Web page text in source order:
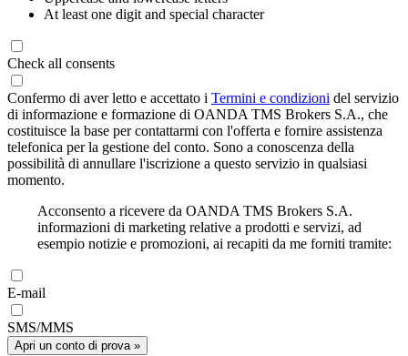
At least one digit and special character
Check all consents
Confermo di aver letto e accettato i Termini e condizioni del servizio
di informazione e formazione di OANDA TMS Brokers S.A., che
costituisce la base per contattarmi con l'offerta e fornire assistenza
telefonica per la gestione del conto. Sono a conoscenza della
possibilità di annullare l'iscrizione a questo servizio in qualsiasi
momento.
Acconsento a ricevere da OANDA TMS Brokers S.A.
informazioni di marketing relative a prodotti e servizi, ad
esempio notizie e promozioni, ai recapiti da me forniti tramite:
E-mail
SMS/MMS
Apri un conto di prova »